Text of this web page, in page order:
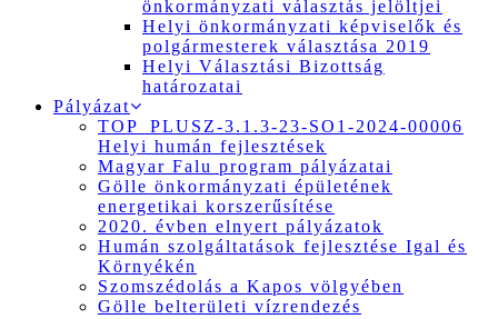
önkormányzati választás jelöltjei
Helyi önkormányzati képviselők és
polgármesterek választása 2019
Helyi Választási Bizottság
határozatai
Pályázat
TOP_PLUSZ-3.1.3-23-SO1-2024-00006
Helyi humán fejlesztések
Magyar Falu program pályázatai
Gölle önkormányzati épületének
energetikai korszerűsítése
2020. évben elnyert pályázatok
Humán szolgáltatások fejlesztése Igal és
Környékén
Szomszédolás a Kapos völgyében
Gölle belterületi vízrendezés